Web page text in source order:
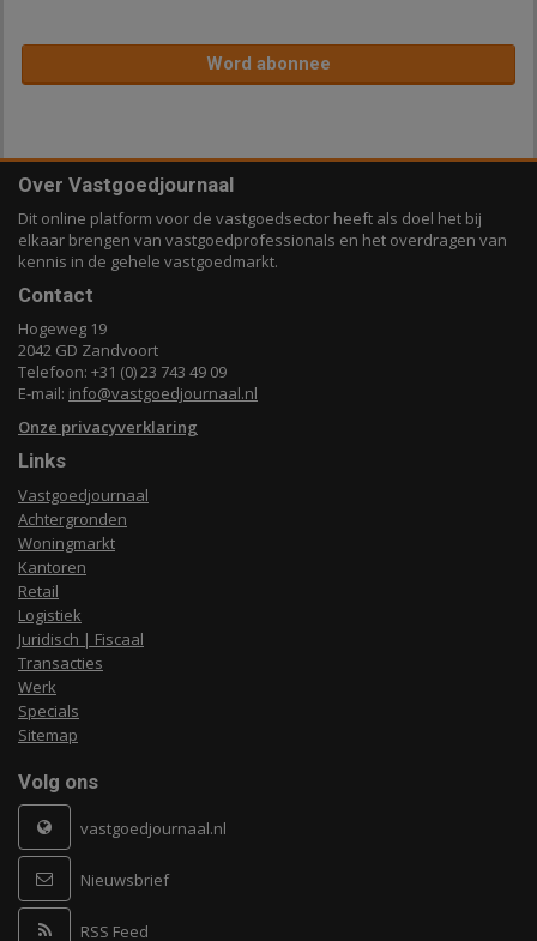
Word abonnee
Over Vastgoedjournaal
Dit online platform voor de vastgoedsector heeft als doel het bij
elkaar brengen van vastgoedprofessionals en het overdragen van
kennis in de gehele vastgoedmarkt.
Contact
Hogeweg 19
2042 GD Zandvoort
Telefoon: +31 (0) 23 743 49 09
E-mail: info@vastgoedjournaal.nl
Onze privacyverklaring
Links
Vastgoedjournaal
Achtergronden
Woningmarkt
Kantoren
Retail
Logistiek
Juridisch | Fiscaal
Transacties
Werk
Specials
Sitemap
Volg ons
vastgoedjournaal.nl
Nieuwsbrief
RSS Feed